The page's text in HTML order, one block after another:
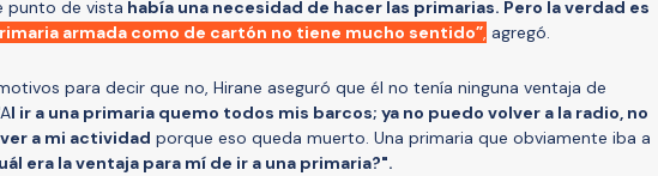
punto de vista había una necesidad de hacer las primarias. Pero la verdad es
armada como de cartón no tiene mucho sentido”, agregó.
para decir que no, Hirane aseguró que él no tenía ninguna ventaja de
l ir a una primaria quemo todos mis barcos; ya no puedo volver a la radio, no
a mi actividad porque eso queda muerto. Una primaria que obviamente iba a
era la ventaja para mí de ir a una primaria?".